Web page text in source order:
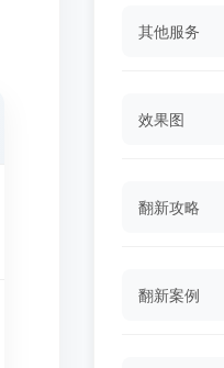
其他服务
效果图
翻新攻略
翻新案例